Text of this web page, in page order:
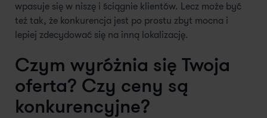
wpasuje się w niszę i ściągnie klientów. Lecz może być
też tak, że konkurencja jest po prostu zbyt mocna i
lepiej zdecydować się na inną lokalizację.
Czym wyróżnia się Twoja
oferta? Czy ceny są
konkurencyjne?